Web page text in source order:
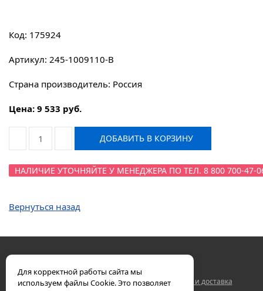
Код: 175924
Артикул: 245-1009110-В
Страна производитель: Россия
Цена: 9 533 руб.
ДОБАВИТЬ В КОРЗИНУ
НАЛИЧИЕ УТОЧНЯЙТЕ У МЕНЕДЖЕРА ПО ТЕЛ. 8 800 700-47-
Вернуться назад
Двигатели ЯМЗ Контакты Гарантия Оплата и доставка
Для корректной работы сайта мы
используем файлы Cookie. Это позволяет